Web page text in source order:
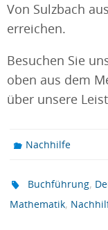
Von Sulzbach
erreichen.
Besuchen Sie
oben aus dem
über unsere
Nachhilfe
Buchführung,
Mathematik,